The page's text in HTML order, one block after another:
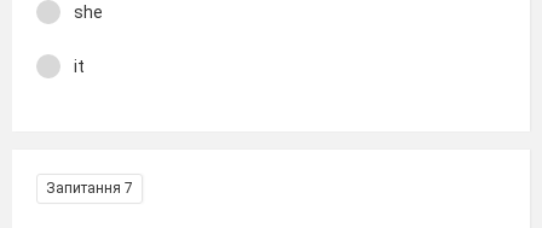
she
it
Запитання 7